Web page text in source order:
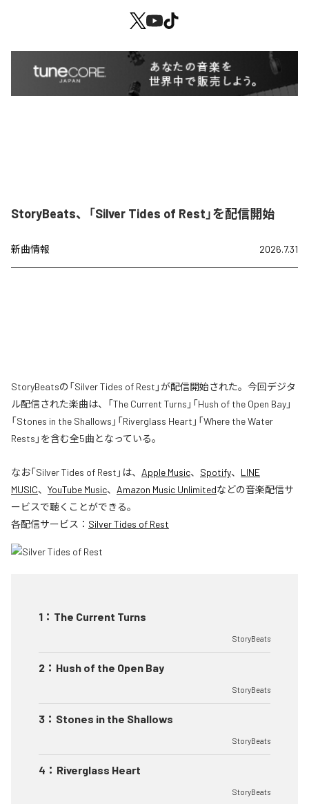
StoryBeats、「Silver Tides of Rest」を配信開始
新曲情報 2026.7.31
StoryBeatsの「Silver Tides of Rest」が配信開始された。今回デジタ
ル配信された楽曲は、「The Current Turns」「Hush of the Open Bay」
「Stones in the Shallows」「Riverglass Heart」「Where the Water
Rests」を含む全5曲となっている。
なお「Silver Tides of Rest 」は、 Apple Music、 Spotify、 LINE
MUSIC、 YouTube Music、 Amazon Music Unlimitedなどの音楽配信サ
ービスで聴くことができる。
各配信サービス： Silver Tides of Rest
1 ： The Current Turns
StoryBeats
2 ： Hush of the Open Bay
StoryBeats
3 ： Stones in the Shallows
StoryBeats
4 ： Riverglass Heart
StoryBeats